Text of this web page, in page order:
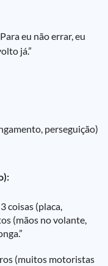
eu não errar, eu
já.”
perseguição)
coisas (placa,
(mãos no volante,
(muitos motoristas